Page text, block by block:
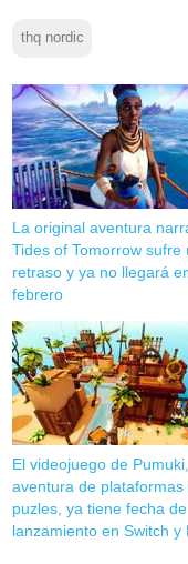
thq nordic
La original aventura
Tides of Tomorrow sufre
retraso y ya no llegará
febrero
El videojuego de
aventura de plataformas
puzles, ya tiene fecha de
lanzamiento en Switch y